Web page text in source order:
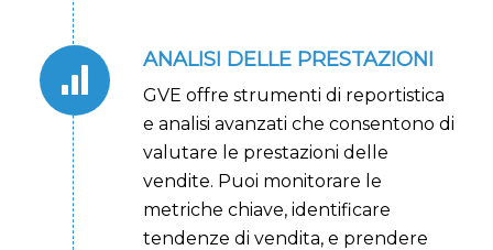
ANALISI DELLE PRESTAZIONI
GVE offre strumenti di reportistica
e analisi avanzati che consentono di
valutare le prestazioni delle
vendite. Puoi monitorare le
metriche chiave, identificare
tendenze di vendita, e prendere